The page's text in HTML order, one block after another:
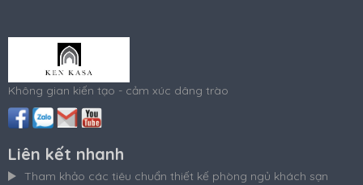
Không gian kiến tạo - cảm xúc dâng trào
Liên kết nhanh
Tham khảo các tiêu chuẩn thiết kế phòng ngủ khách sạn